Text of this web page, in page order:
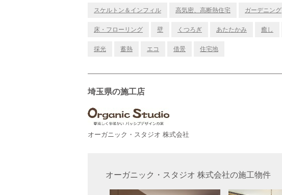
スケルトン＆インフィル 高気密、高断熱住宅 ガーデニング
床・フローリング 壁 くつろぎ あたたかみ 癒し
採光 蓄熱 エコ 借景 住宅地
埼玉県の施工店
オーガニック・スタジオ 株式会社
オーガニック・スタジオ 株式会社の施工物件